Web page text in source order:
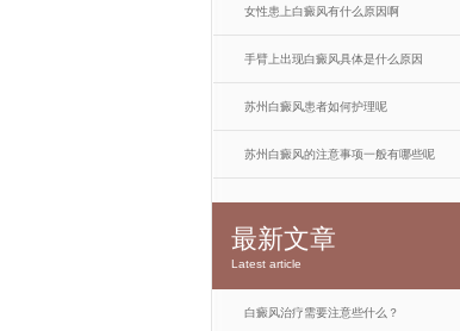
女性患上白癜风有什么原因啊
手臂上出现白癜风具体是什么原因
苏州白癜风患者如何护理呢
苏州白癜风的注意事项一般有哪些呢
最新文章
Latest article
白癜风治疗需要注意些什么？